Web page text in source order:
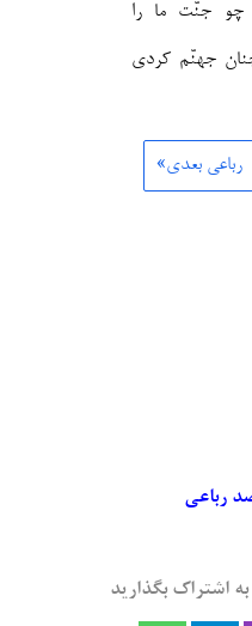
چو جنّت ما را
جهنّم کردی
رباعی بعدی»
رباعی
به اشتراک بگذارید